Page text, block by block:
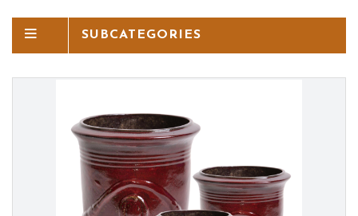
SUBCATEGORIES